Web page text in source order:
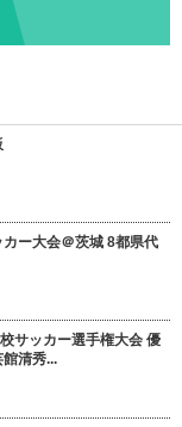
ー大会＠茨城 8都県代
サッカー選手権大会 優
清秀...